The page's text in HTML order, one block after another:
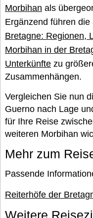
Morbihan als
Ergänzend führen die
Bretagne: Regionen,
Morbihan in der
Unterkünfte zu
Zusammenhängen.
Vergleichen Sie nun
Guerno nach Lage
für Ihre Reise
weiteren Morbihan
Mehr zum
Passende
Reiterhöfe der
Weitere